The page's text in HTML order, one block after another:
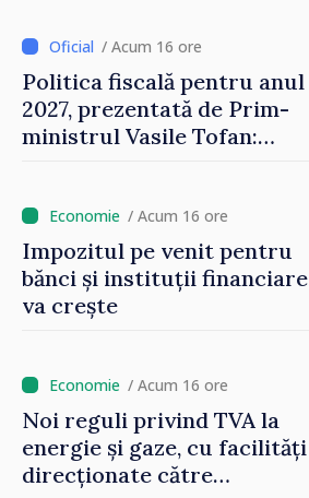
/ Acum 16 ore
Politica fiscală pentru anul
2027, prezentată de Prim-
ministrul Vasile Tofan:
taxare mai echitabilă
/ Acum 16 ore
Impozitul pe venit pentru
bănci și instituții financiare
va crește
/ Acum 16 ore
Noi reguli privind TVA la
energie și gaze, cu facilități
direcționate către